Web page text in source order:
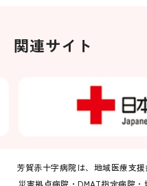
関連サイト
芳賀赤十字病院は、地域医療支
災害拠点病院・DMAT指定病院